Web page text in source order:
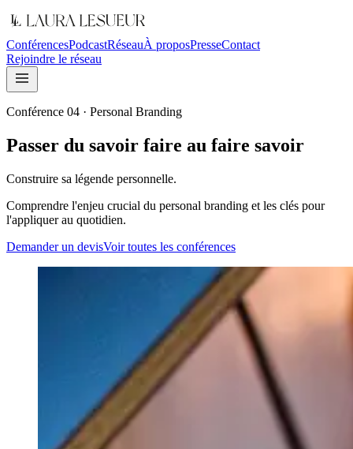
ConférencesPodcastRéseauÀ proposPresseContact
Rejoindre le réseau
Conférence 04 · Personal Branding
Passer du savoir faire au faire savoir
Construire sa légende personnelle.
Comprendre l'enjeu crucial du personal branding et les clés pour
l'appliquer au quotidien.
Demander un devisVoir toutes les conférences